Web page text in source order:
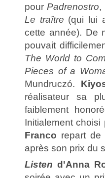
pourPadrenostro,
Le traître (qui lui
cette année). De
pouvait
The World to
Pieces of a
Mundruczó.
réalisateur sa
faiblement
Initialement
Franco repart
après son prix du
Listen d'Anna